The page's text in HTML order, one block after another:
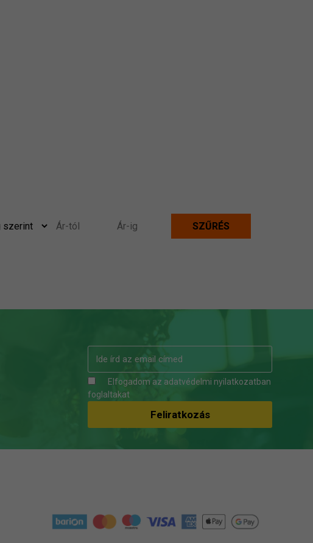
Elfogadom az adatvédelmi nyilatkozatban
foglaltakat